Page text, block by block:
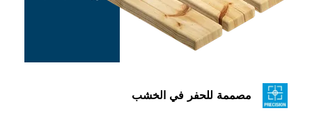
للحفر في الخشب